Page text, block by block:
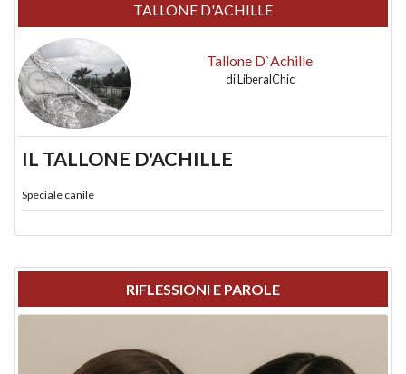
TALLONE D'ACHILLE
Tallone D`Achille
diLiberalChic
IL TALLONE D'ACHILLE
Speciale canile
RIFLESSIONI E PAROLE